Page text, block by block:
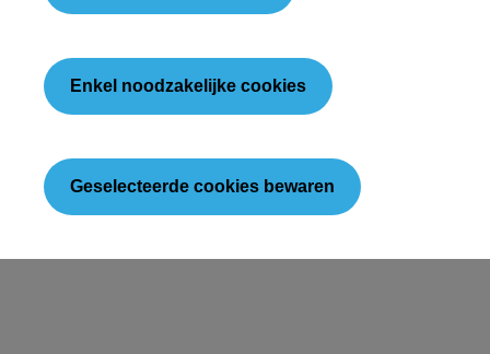
Enkel noodzakelijke cookies
Geselecteerde cookies bewaren